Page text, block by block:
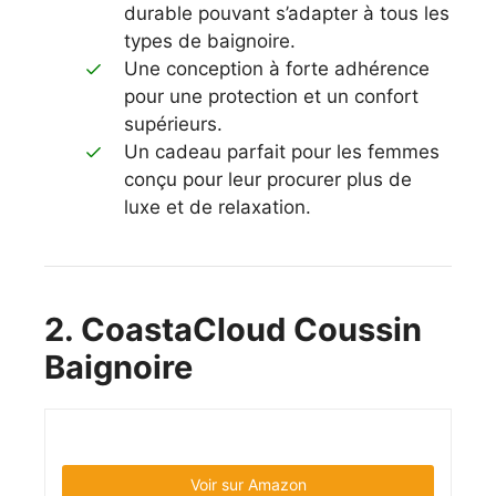
durable pouvant s’adapter à tous les
types de baignoire.
Une conception à forte adhérence
pour une protection et un confort
supérieurs.
Un cadeau parfait pour les femmes
conçu pour leur procurer plus de
luxe et de relaxation.
2. CoastaCloud Coussin
Baignoire
Voir sur Amazon